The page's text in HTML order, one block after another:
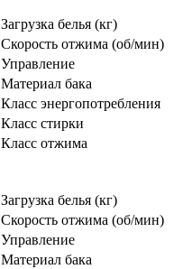
Загрузка белья (кг)
Скорость отжима (об/мин)
Управление
Материал бака
Класс энергопотребления
Класс стирки
Класс отжима
Загрузка белья (кг)
Скорость отжима (об/мин)
Управление
Материал бака